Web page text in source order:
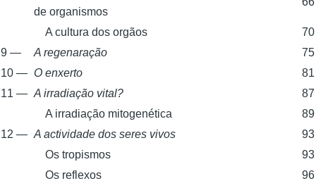
de organismos
A cultura dos orgãos
70
9 —
A regenaração
75
10 — O enxerto
81
11 — A irradiação vital?
87
A irradiação mitogenética
89
12 — A actividade dos seres vivos
93
Os tropismos
93
Os reflexos
96